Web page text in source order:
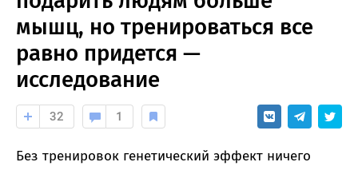
мышц, но тренироваться все
равно придется —
исследование
32 1
Без тренировок генетический эффект ничего